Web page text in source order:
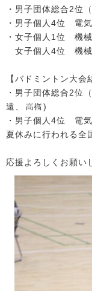
・男子団体総合2位
・男子個人4位 電
・女子個人1位 機
女子個人4位 機械
【バドミントン大会
・男子団体総合2位
遠、
)
・男子個人4位 電
夏休みに行われる全
応援よろしくお願い